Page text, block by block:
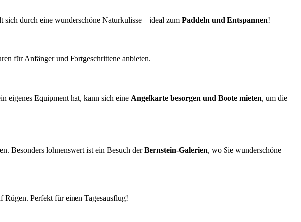
sich durch eine wunderschöne Naturkulisse – ideal zum Paddeln und Entspannen!
für Anfänger und Fortgeschrittene anbieten.
eigenes Equipment hat, kann sich eine Angelkarte besorgen und Boote mieten, um die
Besonders lohnenswert ist ein Besuch derBernstein-Galerien, wo Sie wunderschöne
Rügen. Perfekt für einen Tagesausflug!